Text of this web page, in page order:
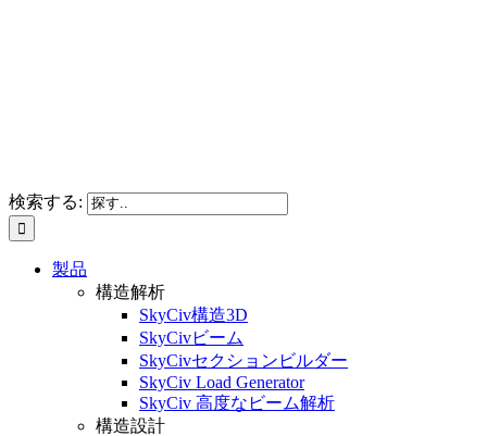
検索する:
製品
構造解析
SkyCiv構造3D
SkyCivビーム
SkyCivセクションビルダー
SkyCiv Load Generator
SkyCiv 高度なビーム解析
構造設計